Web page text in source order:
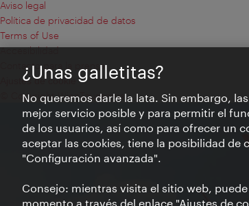
Aviso legal
Política de privacidad de datos
Terms of Use
Accesibilidad
Contacto para la prensa
Ajustes de cookie
© Copyright WienTourismus
¿Unas galletitas?
No queremos darle la lata. Sin embargo,
mejor servicio posible y para permitir el
de los usuarios, así como para ofrecer un
aceptar las cookies, tiene la posibilidad
"Configuración avanzada".
Consejo: mientras visita el sitio web,
momento a través del enlace "Ajustes de